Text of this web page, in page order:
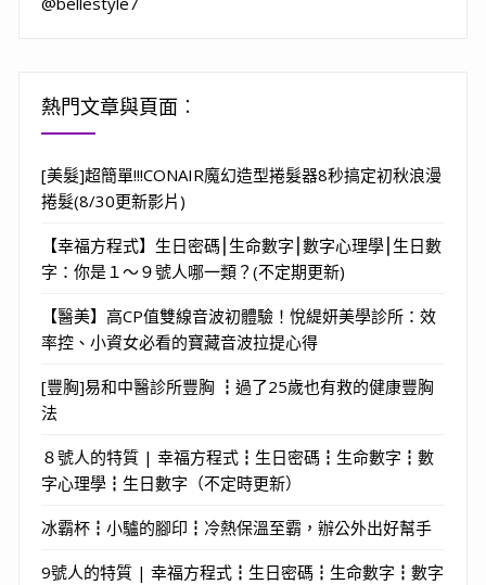
熱門文章與頁面︰
[美髮]超簡單!!!CONAIR魔幻造型捲髮器8秒搞定初秋浪漫
捲髮(8/30更新影片)
【幸福方程式】生日密碼⎮生命數字⎮數字心理學⎮生日數
字：你是１～９號人哪一類？(不定期更新)
【醫美】高CP值雙線音波初體驗！悅緹妍美學診所：效
率控、小資女必看的寶藏音波拉提心得
[豐胸]易和中醫診所豐胸 ┇過了25歲也有救的健康豐胸
法
８號人的特質 | 幸福方程式┇生日密碼┇生命數字┇數
字心理學┇生日數字（不定時更新）
冰霸杯┇小驢的腳印┇冷熱保溫至霸，辦公外出好幫手
9號人的特質 | 幸福方程式┇生日密碼┇生命數字┇數字